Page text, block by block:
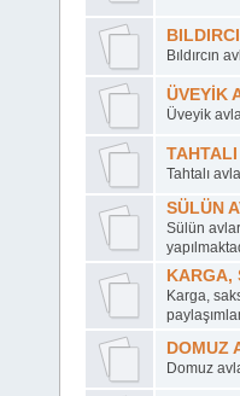
Bıldırcın
ÜVEYİK
Üveyik
TAHTALI
Tahtalı
SÜLÜN
Sülün
KARGA,
Karga,
DOMUZ
Domuz